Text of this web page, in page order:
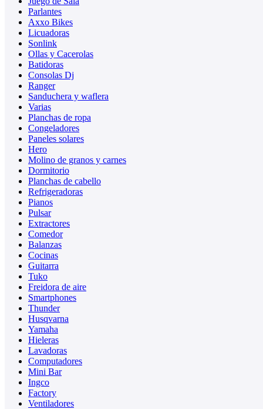
Parlantes
Axxo Bikes
Licuadoras
Sonlink
Ollas y Cacerolas
Batidoras
Consolas Dj
Ranger
Sanduchera y waflera
Varias
Planchas de ropa
Congeladores
Paneles solares
Hero
Molino de granos y carnes
Dormitorio
Planchas de cabello
Refrigeradoras
Pianos
Pulsar
Extractores
Comedor
Balanzas
Cocinas
Guitarra
Tuko
Freidora de aire
Smartphones
Thunder
Husqvarna
Yamaha
Hieleras
Lavadoras
Computadores
Mini Bar
Ingco
Factory
Ventiladores